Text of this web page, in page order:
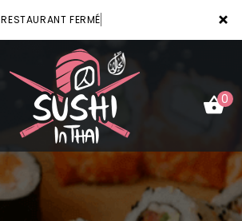
×
RESTAURANT FERMÉ
0